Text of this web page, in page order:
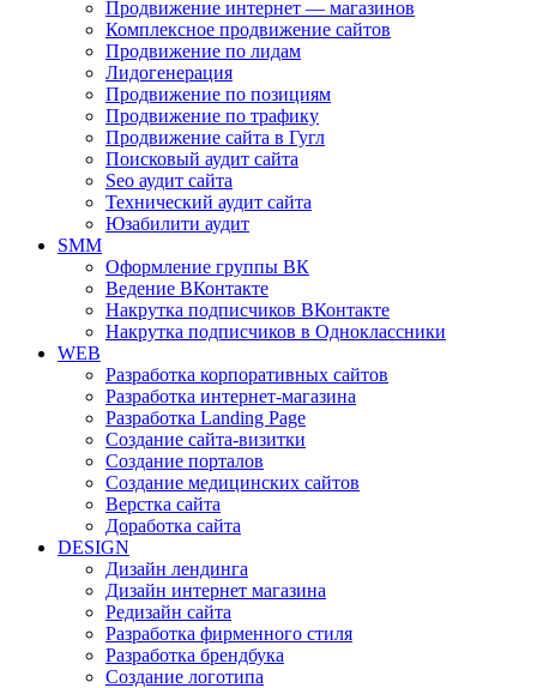
Продвижение интернет — магазинов
Комплексное продвижение сайтов
Продвижение по лидам
Лидогенерация
Продвижение по позициям
Продвижение по трафику
Продвижение сайта в Гугл
Поисковый аудит сайта
Seo аудит сайта
Технический аудит сайта
Юзабилити аудит
SMM
Оформление группы ВК
Ведение ВКонтакте
Накрутка подписчиков ВКонтакте
Накрутка подписчиков в Одноклассники
WEB
Разработка корпоративных сайтов
Разработка интернет-магазина
Разработка Landing Page
Создание сайта-визитки
Создание порталов
Создание медицинских сайтов
Верстка сайта
Доработка сайта
DESIGN
Дизайн лендинга
Дизайн интернет магазина
Редизайн сайта
Разработка фирменного стиля
Разработка брендбука
Создание логотипа